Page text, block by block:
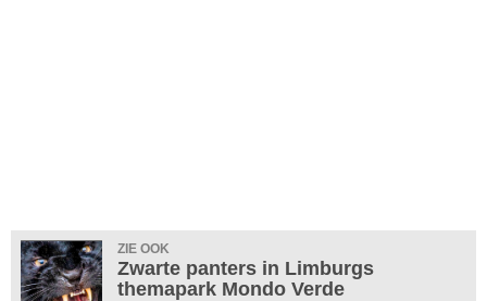
ZIE OOK
Zwarte panters in Limburgs
themapark Mondo Verde